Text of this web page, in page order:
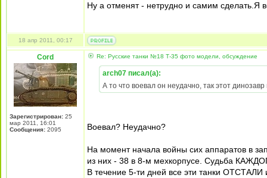
Ну а отменят - нетрудно и самим сделать.Я
18 апр 2011, 00:17
Cord
Зарегистрирован: 25
мар 2011, 16:01
Сообщения: 2095
Re: Русские танки №18 Т-35 фото модели, обсуждение
arch07 писал(а):
А то что воевал он неудачно, так этот
Воевал? Неудачно?
На момент начала войны сих аппаратов в
из них - 38 в 8-м мехкорпусе. Судьба
В течение 5-ти дней все эти танки